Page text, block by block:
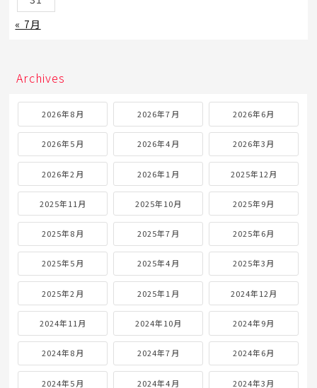
« 7月
Archives
2026年8月 2026年7月 2026年6月
2026年5月 2026年4月 2026年3月
2026年2月 2026年1月 2025年12月
2025年11月 2025年10月 2025年9月
2025年8月 2025年7月 2025年6月
2025年5月 2025年4月 2025年3月
2025年2月 2025年1月 2024年12月
2024年11月 2024年10月 2024年9月
2024年8月 2024年7月 2024年6月
2024年5月 2024年4月 2024年3月